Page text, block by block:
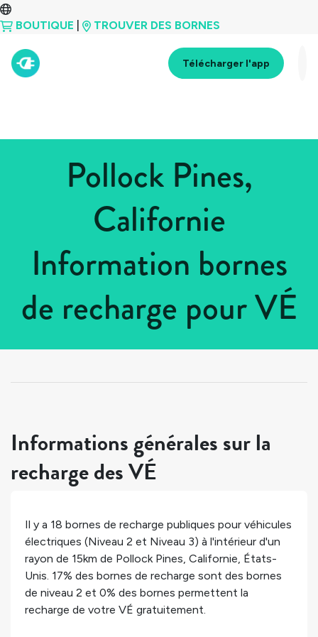
BOUTIQUE TROUVER DES BORNES
Télécharger l'app
Pollock Pines,
Californie
Information bornes
de recharge pour VÉ
États-Unis > Californie
Informations générales sur la
recharge des VÉ
Il y a 18 bornes de recharge publiques pour véhicules
électriques (Niveau 2 et Niveau 3) à l'intérieur d'un
rayon de 15km de Pollock Pines, Californie, États-
Unis. 17% des bornes de recharge sont des bornes
de niveau 2 et 0% des bornes permettent la
recharge de votre VÉ gratuitement.